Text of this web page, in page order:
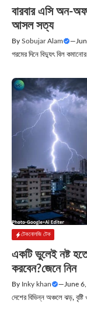
বারবার এসি অন-অফ
আসল সত্য
By Sobujar Alam —
গরমের দিনে বিদ্যুৎ বিল
টেকনোলজি টেক
একটি ভুলেই নষ্ট
করবেন?জেনে নিন
By Inky khan — June
দেশের বিভিন্ন অঞ্চলে ঝড়,